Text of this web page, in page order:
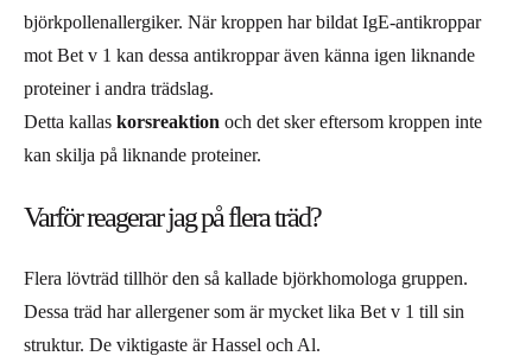
björkpollenallergiker. När kroppen har bildat IgE-antikroppar
mot Bet v 1 kan dessa antikroppar även känna igen liknande
proteiner i andra trädslag.
Detta kallas korsreaktion och det sker eftersom kroppen inte
kan skilja på liknande proteiner.
Varför reagerar jag på flera träd?
Flera lövträd tillhör den så kallade björkhomologa gruppen.
Dessa träd har allergener som är mycket lika Bet v 1 till sin
struktur. De viktigaste är Hassel och Al.